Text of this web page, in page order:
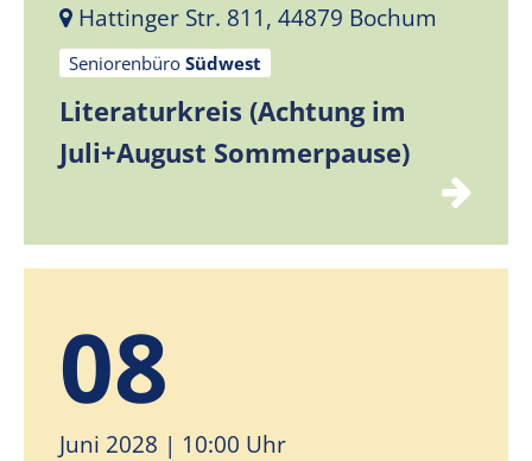
Hattinger Str. 811, 44879 Bochum
Seniorenbüro Südwest
Literaturkreis (Achtung im
Juli+August Sommerpause)
08
Juni 2028 | 10:00 Uhr